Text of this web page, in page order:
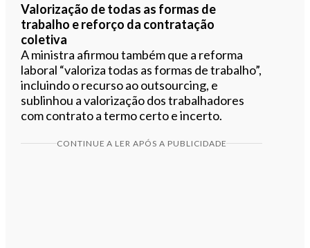
Valorização de todas as formas de
trabalho e reforço da contratação
coletiva
A ministra afirmou também que a reforma
laboral “valoriza todas as formas de trabalho”,
incluindo o recurso ao outsourcing, e
sublinhou a valorização dos trabalhadores
com contrato a termo certo e incerto.
CONTINUE A LER APÓS A PUBLICIDADE